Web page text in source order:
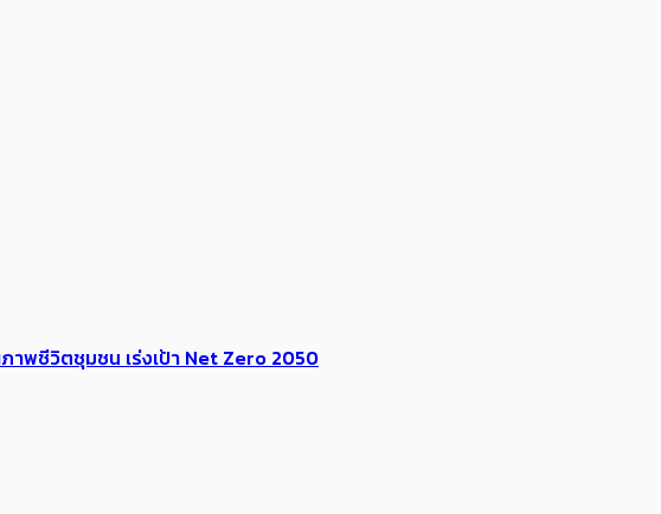
พชีวิตชุมชน เร่งเป้า​ Net Zero 2050